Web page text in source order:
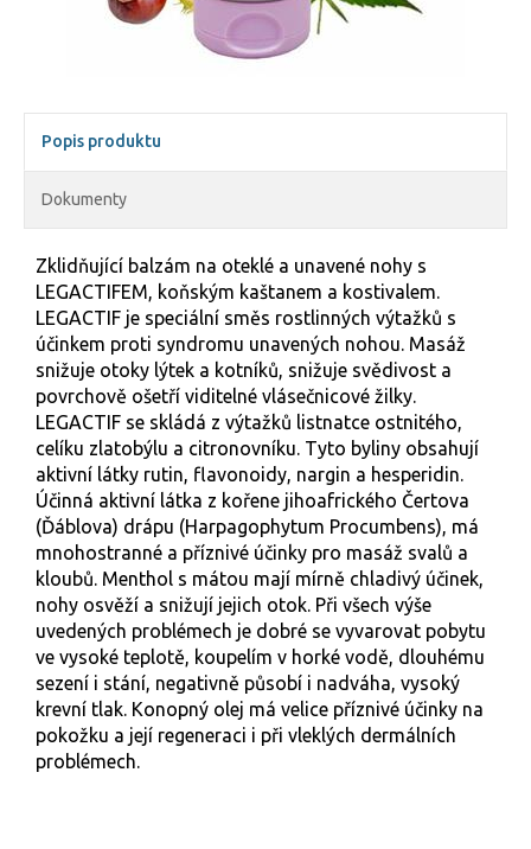
Popis produktu
Dokumenty
Zklidňující balzám na oteklé a unavené nohy s
LEGACTIFEM, koňským kaštanem a kostivalem.
LEGACTIF je speciální směs rostlinných výtažků s
účinkem proti syndromu unavených nohou. Masáž
snižuje otoky lýtek a kotníků, snižuje svědivost a
povrchově ošetří viditelné vlásečnicové žilky.
LEGACTIF se skládá z výtažků listnatce ostnitého,
celíku zlatobýlu a citronovníku. Tyto byliny obsahují
aktivní látky rutin, flavonoidy, nargin a hesperidin.
Účinná aktivní látka z kořene jihoafrického Čertova
(Ďáblova) drápu (Harpagophytum Procumbens), má
mnohostranné a příznivé účinky pro masáž svalů a
kloubů. Menthol s mátou mají mírně chladivý účinek,
nohy osvěží a snižují jejich otok. Při všech výše
uvedených problémech je dobré se vyvarovat pobytu
ve vysoké teplotě, koupelím v horké vodě, dlouhému
sezení i stání, negativně působí i nadváha, vysoký
krevní tlak. Konopný olej má velice příznivé účinky na
pokožku a její regeneraci i při vleklých dermálních
problémech.